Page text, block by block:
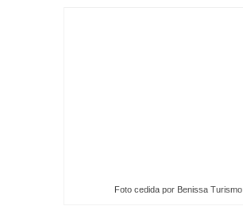
Foto cedida por Benissa Turismo